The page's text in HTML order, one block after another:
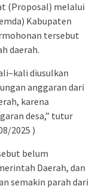
(Proposal) melalui
Kabupaten
tersebut
daerah.
diusulkan
anggaran dari
karena
desa,” tutur
2025 )
belum
Daerah, dan
semakin parah dari